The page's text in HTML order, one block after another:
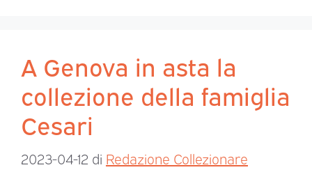
A Genova in asta la
collezione della famiglia
Cesari
2023-04-12 di Redazione Collezionare